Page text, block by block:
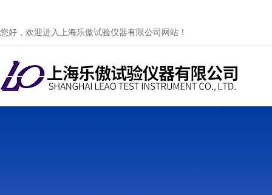
您好，欢迎进入上海乐傲试验仪器有限公司网站！